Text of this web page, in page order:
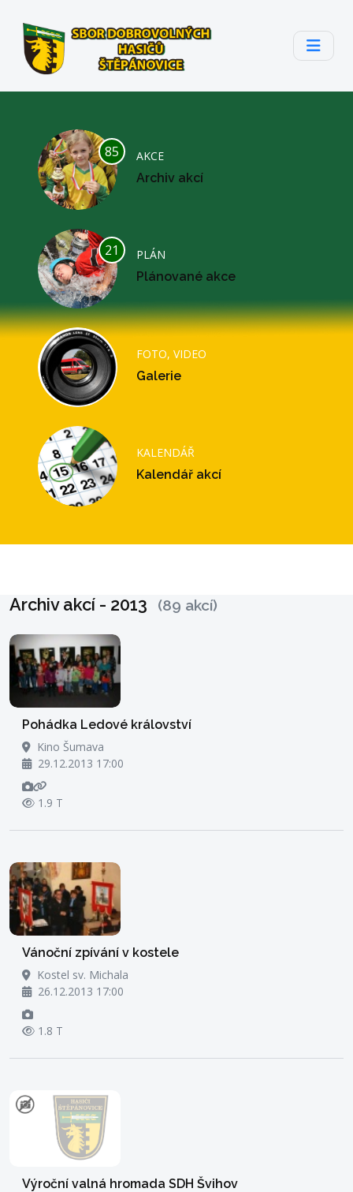
85
AKCE
Archiv akcí
21
PLÁN
Plánované akce
FOTO, VIDEO
Galerie
KALENDÁŘ
Kalendář akcí
Archiv akcí - 2013 (89 akcí)
Pohádka Ledové království
Kino Šumava
29.12.2013 17:00
1.9 T
Vánoční zpívání v kostele
Kostel sv. Michala
26.12.2013 17:00
1.8 T
Výroční valná hromada SDH Švihov